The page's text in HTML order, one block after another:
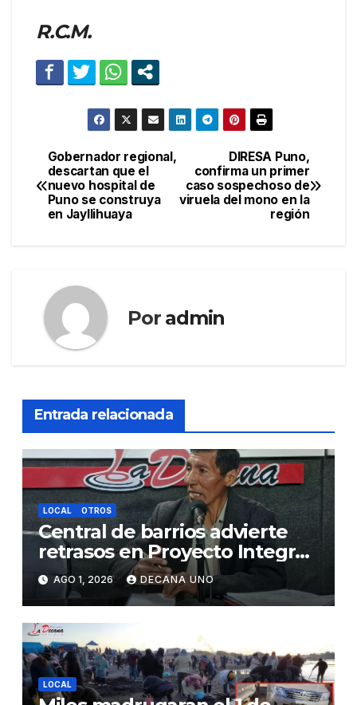
R.C.M.
Navegación
de
entradas
DIRESA Puno,
confirma un primer
caso sospechoso de
viruela del mono en la
región
Gobernador regional,
descartan que el
nuevo hospital de
Puno se construya
en Jayllihuaya
Por admin
Entrada relacionada
LOCAL OTROS
Central de barrios advierte
retrasos en Proyecto Integral
de Agua y Alcantarillado para
Juliaca
AGO 1, 2026 DECANA UNO
LOCAL